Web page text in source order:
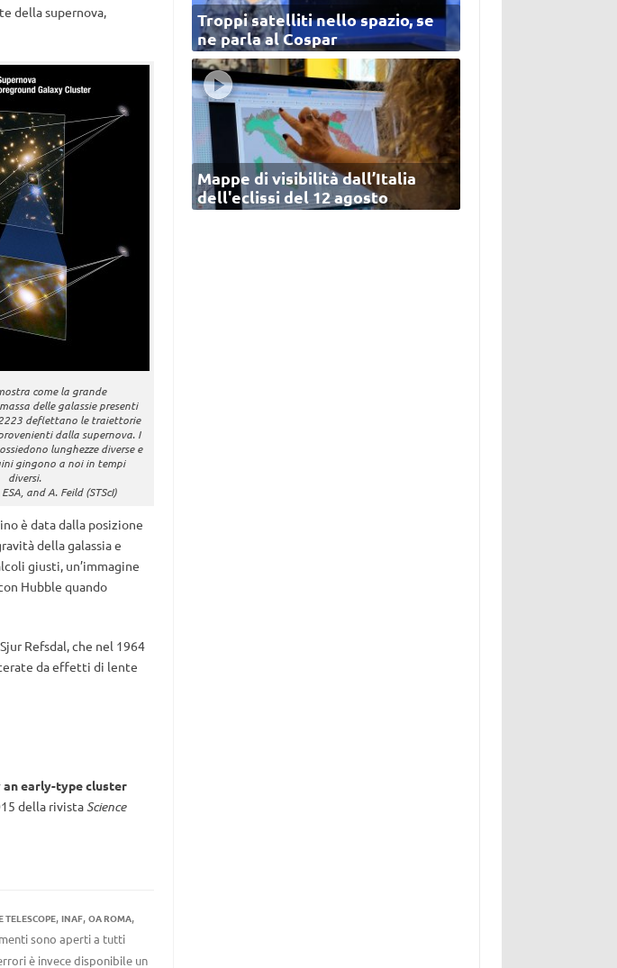
della supernova,
come la grande
delle galassie presenti
deflettano le traiettorie
dalla supernova. I
lunghezze diverse e
gingono a noi in tempi
diversi.
and A. Feild (STScI)
è data dalla posizione
della galassia e
giusti, un’immagine
Hubble quando
Refsdal, che nel 1964
da effetti di lente
an early-type cluster
della rivistaScience
TELESCOPE, INAF, OA ROMA,
sono aperti a tutti
è invece disponibile un
Troppi satelliti nello spazio, se
ne parla al Cospar
Mappe di visibilità dall’Italia
dell'eclissi del 12 agosto